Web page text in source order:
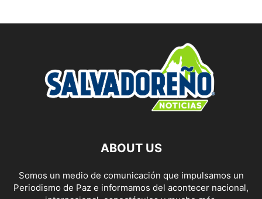
ABOUT US
Somos un medio de comunicación que impulsamos un
Periodismo de Paz e informamos del acontecer nacional,